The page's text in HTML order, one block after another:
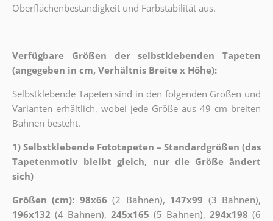
Oberflächenbeständigkeit und Farbstabilität aus.
Verfügbare Größen der selbstklebenden Tapeten
(angegeben in cm, Verhältnis Breite x Höhe):
Selbstklebende Tapeten sind in den folgenden Größen und
Varianten erhältlich, wobei jede Größe aus 49 cm breiten
Bahnen besteht.
1) Selbstklebende Fototapeten – Standardgrößen (das
Tapetenmotiv bleibt gleich, nur die Größe ändert
sich)
Größen (cm): 98x66 (2 Bahnen), 147x99 (3 Bahnen),
196x132 (4 Bahnen), 245x165 (5 Bahnen),294x198 (6